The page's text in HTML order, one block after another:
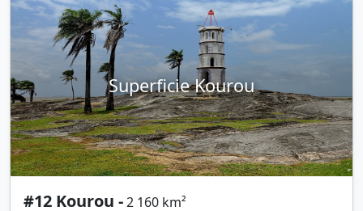
Superficie Kourou
#12 Kourou -2 160 km²